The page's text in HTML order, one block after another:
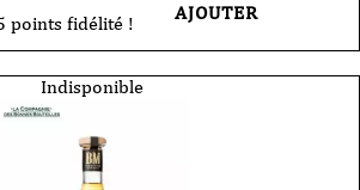
points fidélité ! AJOUTER
Indisponible